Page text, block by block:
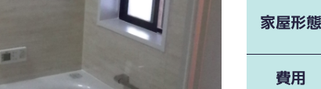
家屋形態
費用